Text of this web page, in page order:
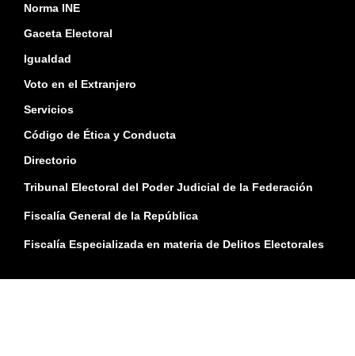
Norma INE
Gaceta Electoral
Igualdad
Voto en el Extranjero
Servicios
Código de Ética y Conducta
Directorio
Tribunal Electoral del Poder Judicial de la Federación
Fiscalía General de la República
Fiscalía Especializada en materia de Delitos Electorales